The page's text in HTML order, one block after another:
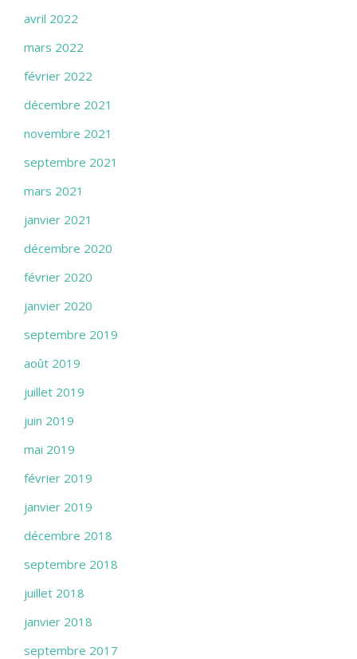
avril 2022
mars 2022
février 2022
décembre 2021
novembre 2021
septembre 2021
mars 2021
janvier 2021
décembre 2020
février 2020
janvier 2020
septembre 2019
août 2019
juillet 2019
juin 2019
mai 2019
février 2019
janvier 2019
décembre 2018
septembre 2018
juillet 2018
janvier 2018
septembre 2017